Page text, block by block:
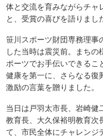
SPORT POLICY
Sport Topics
スポーツ 歴史の検
スポーツ辞典
SSF BOOKS
体と交流を育みながらチャ
と、受賞の喜びを語りまし
笹川スポーツ財団専務理事
した当時は震災前。まちの
ポーツでお手伝いできるこ
健康を第一に、さらなる復
激励の言葉を贈りました。
当日は戸羽太市長、岩崎健
教育長、大久保裕明教育次
て、市民全体にチャレンジ